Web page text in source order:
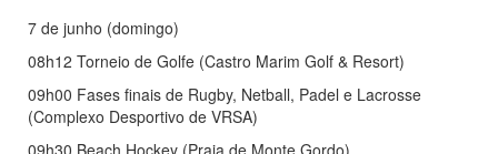
7 de junho (domingo)
08h12 Torneio de Golfe (Castro Marim Golf & Resort)
09h00 Fases finais de Rugby, Netball, Padel e Lacrosse
(Complexo Desportivo de VRSA)